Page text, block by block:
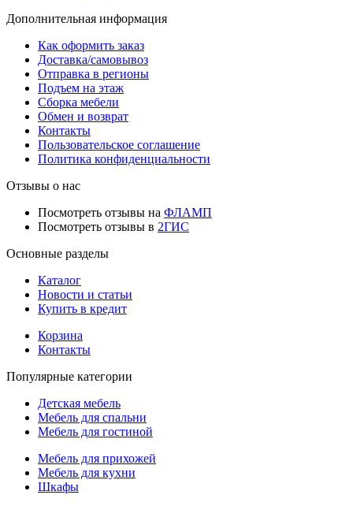
Дополнительная информация
Как оформить заказ
Доставка/самовывоз
Отправка в регионы
Подъем на этаж
Сборка мебели
Обмен и возврат
Контакты
Пользовательское соглашение
Политика конфиденциальности
Отзывы о нас
Посмотреть отзывы на ФЛАМП
Посмотреть отзывы в 2ГИС
Основные разделы
Каталог
Новости и статьи
Купить в кредит
Корзина
Контакты
Популярные категории
Детская мебель
Мебель для спальни
Мебель для гостиной
Мебель для прихожей
Мебель для кухни
Шкафы